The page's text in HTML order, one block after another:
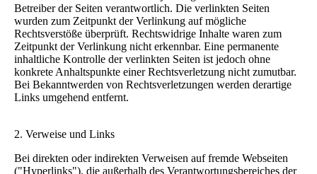
Betreiber der Seiten verantwortlich. Die verlinkten Seiten
wurden zum Zeitpunkt der Verlinkung auf mögliche
Rechtsverstöße überprüft. Rechtswidrige Inhalte waren zum
Zeitpunkt der Verlinkung nicht erkennbar. Eine permanente
inhaltliche Kontrolle der verlinkten Seiten ist jedoch ohne
konkrete Anhaltspunkte einer Rechtsverletzung nicht zumutbar.
Bei Bekanntwerden von Rechtsverletzungen werden derartige
Links umgehend entfernt.
2. Verweise und Links
Bei direkten oder indirekten Verweisen auf fremde Webseiten
("Hyperlinks"), die außerhalb des Verantwortungsbereiches der